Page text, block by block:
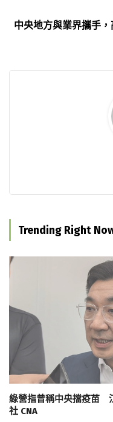
中央地方與業界攜手
Trending Right
綠營指曾稱中央擋疫苗
社 CNA